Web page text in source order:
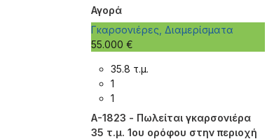
Αγορά
Γκαρσονιέρες, Διαμερίσματα
55.000 €
35.8 τ.μ.
1
1
A-1823 - Πωλείται γκαρσονιέρα
35 τ.μ. 1ου ορόφου στην περιοχή